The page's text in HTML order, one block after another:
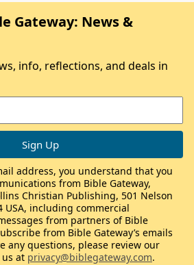
Gateway: News &
info, reflections, and deals in
address, you understand that you
from Bible Gateway,
Christian Publishing, 501 Nelson
USA, including commercial
from partners of Bible
from Bible Gateway’s emails
any questions, please review our
at privacy@biblegateway.com.